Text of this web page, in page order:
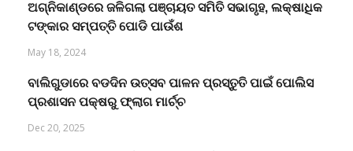
ଅଗ୍ନିକାଣ୍ଡରେ ଜଳିଗଲା ପଞ୍ଚାୟତ ସମିତି ସଭାଗୃହ, ଲକ୍ଷାଧିକ
ଟଙ୍କାର ସମ୍ପତ୍ତି ପୋଡି ପାଉଁଶ
May 18, 2024
ବାଲିଗୁଡାରେ ବଡଦିନ ଉତ୍ସବ ପାଳନ ପ୍ରସ୍ତୁତି ପାଇଁ ପୋଲିସ
ପ୍ରଶାସନ ପକ୍ଷରୁ ଫ୍ଲାଗ ମାର୍ଚ୍ଚ
Dec 20, 2025